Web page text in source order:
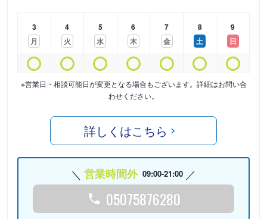
3
月
4
火
5
水
6
木
7
金
8
土
9
日
※営業日・相談可能日が変更となる場合もございます。詳細はお問い合
わせください。
詳しくはこちら
営業時間外 09:00-21:00
05075876280